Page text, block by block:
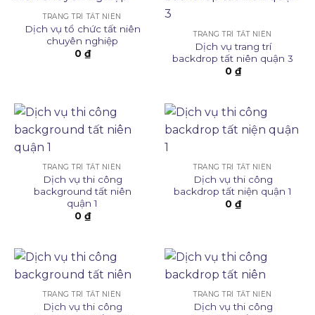
TRANG TRÍ TẤT NIÊN
Dịch vụ tổ chức tất niên
chuyên nghiệp
0 ₫
TRANG TRÍ TẤT NIÊN
Dịch vụ trang trí
backdrop tất niên quận 3
0 ₫
TRANG TRÍ TẤT NIÊN
Dịch vụ thi công
background tất niên
quận 1
0 ₫
TRANG TRÍ TẤT NIÊN
Dịch vụ thi công
backdrop tất niện quận 1
0 ₫
TRANG TRÍ TẤT NIÊN
Dịch vụ thi công
TRANG TRÍ TẤT NIÊN
Dịch vụ thi công